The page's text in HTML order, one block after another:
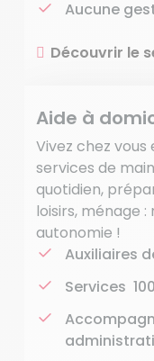
Aucune
Découvrir le
Aide à
Vivez chez
services de
quotidien,
loisirs, ménage
autonomie !
Auxiliaires
Services